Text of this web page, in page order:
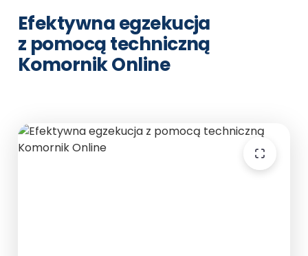
Efektywna egzekucja
z pomocą techniczną
KomornikOnline